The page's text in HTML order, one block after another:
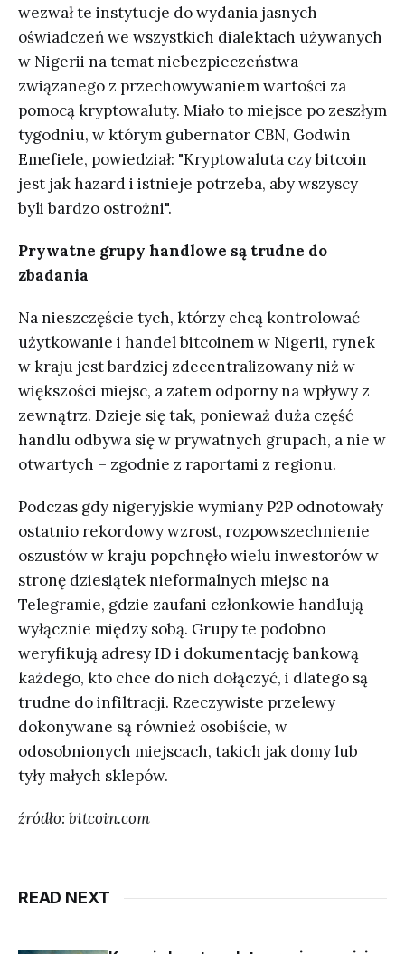
wezwał te instytucje do wydania jasnych
oświadczeń we wszystkich dialektach używanych
w Nigerii na temat niebezpieczeństwa
związanego z przechowywaniem wartości za
pomocą kryptowaluty. Miało to miejsce po zeszłym
tygodniu, w którym gubernator CBN, Godwin
Emefiele, powiedział: "Kryptowaluta czy bitcoin
jest jak hazard i istnieje potrzeba, aby wszyscy
byli bardzo ostrożni".
Prywatne grupy handlowe są trudne do
zbadania
Na nieszczęście tych, którzy chcą kontrolować
użytkowanie i handel bitcoinem w Nigerii, rynek
w kraju jest bardziej zdecentralizowany niż w
większości miejsc, a zatem odporny na wpływy z
zewnątrz. Dzieje się tak, ponieważ duża część
handlu odbywa się w prywatnych grupach, a nie w
otwartych – zgodnie z raportami z regionu.
Podczas gdy nigeryjskie wymiany P2P odnotowały
ostatnio rekordowy wzrost, rozpowszechnienie
oszustów w kraju popchnęło wielu inwestorów w
stronę dziesiątek nieformalnych miejsc na
Telegramie, gdzie zaufani członkowie handlują
wyłącznie między sobą. Grupy te podobno
weryfikują adresy ID i dokumentację bankową
każdego, kto chce do nich dołączyć, i dlatego są
trudne do infiltracji. Rzeczywiste przelewy
dokonywane są również osobiście, w
odosobnionych miejscach, takich jak domy lub
tyły małych sklepów.
źródło: bitcoin.com
READ NEXT